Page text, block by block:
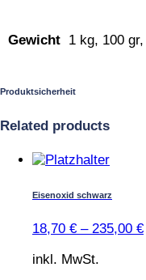
Gewicht 1 kg, 100
Produktsicherheit
Related products
Dieses
weist
Eisenoxid schwarz
18,70 € – 235,00 €
inkl. MwSt.